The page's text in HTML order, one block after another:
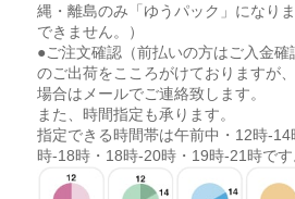
縄・離島のみ「ゆうパック」になり
できません。）
●ご注文確認（前払いの方はご入金
のご出荷をこころがけておりますが
場合はメールでご連絡致します。
また、時間指定も承ります。
指定できる時間帯は午前中・12時-
時-18時・18時-20時・19時-21時です